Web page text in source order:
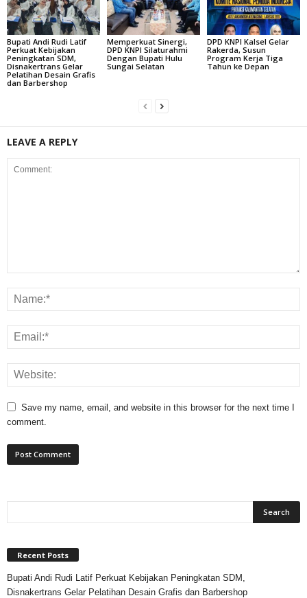
Bupati Andi Rudi Latif
Perkuat Kebijakan
Peningkatan SDM,
Disnakertrans Gelar
Pelatihan Desain Grafis
dan Barbershop
Memperkuat Sinergi,
DPD KNPI Silaturahmi
Dengan Bupati Hulu
Sungai Selatan
DPD KNPI Kalsel Gelar
Rakerda, Susun
Program Kerja Tiga
Tahun ke Depan
LEAVE A REPLY
Save my name, email, and website in this browser for the next time I
comment.
Recent Posts
Bupati Andi Rudi Latif Perkuat Kebijakan Peningkatan SDM,
Disnakertrans Gelar Pelatihan Desain Grafis dan Barbershop